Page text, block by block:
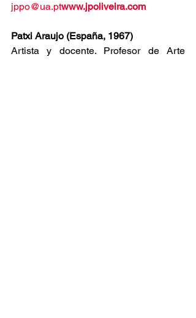
jppo@ua.ptwww.jpoliveira.com
Patxi Araujo (España, 1967)
Artista y docente. Profesor de Arte